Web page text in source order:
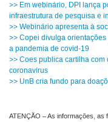
>> Em webinário, DPI lança
infraestrutura de pesquisa e
>> Webinário apresenta à
>> Copei divulga
a pandemia de covid-19
>> Coes publica cartilha
coronavírus
>> UnB cria fundo para
ATENÇÃO – As informações,